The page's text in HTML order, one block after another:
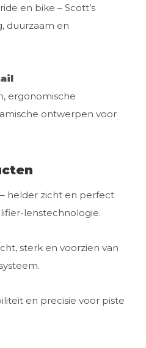
en bike – Scott’s
duurzaam en
ergonomische
ontwerpen voor
– helder zicht en perfect
lenstechnologie.
sterk en voorzien van
en precisie voor piste